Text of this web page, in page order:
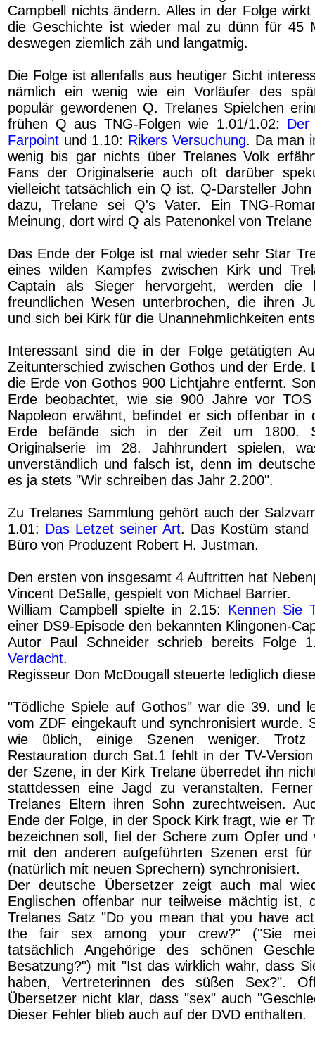
Campbell nichts ändern. Alles in der Folge
die Geschichte ist wieder mal zu dünn für 45
deswegen ziemlich zäh und langatmig.
Die Folge ist allenfalls aus heutiger Sicht
nämlich ein wenig wie ein Vorläufer des
populär gewordenen Q. Trelanes Spielchen
frühen Q aus TNG-Folgen wie 1.01/1.02: Der
Farpoint und 1.10: Rikers Versuchung. Da man
wenig bis gar nichts über Trelanes Volk
Fans der Originalserie auch oft darüber
vielleicht tatsächlich ein Q ist. Q-Darsteller
dazu, Trelane sei Q's Vater. Ein TNG-
Meinung, dort wird Q als Patenonkel von
Das Ende der Folge ist mal wieder sehr Star
eines wilden Kampfes zwischen Kirk und
Captain als Sieger hervorgeht, werden die
freundlichen Wesen unterbrochen, die ihren
und sich bei Kirk für die Unannehmlichkeiten
Interessant sind die in der Folge getätigten
Zeitunterschied zwischen Gothos und der Erde.
die Erde von Gothos 900 Lichtjahre entfernt.
Erde beobachtet, wie sie 900 Jahre vor
Napoleon erwähnt, befindet er sich offenbar in
Erde befände sich in der Zeit um 1800.
Originalserie im 28. Jahhrundert spielen,
unverständlich und falsch ist, denn im
es ja stets "Wir schreiben das Jahr 2.200".
Zu Trelanes Sammlung gehört auch der
1.01: Das Letzet seiner Art. Das Kostüm stand
Büro von Produzent Robert H. Justman.
Den ersten von insgesamt 4 Auftritten hat
Vincent DeSalle, gespielt von Michael Barrier.
William Campbell spielte in 2.15: Kennen Sie
einer DS9-Episode den bekannten Klingonen-
Autor Paul Schneider schrieb bereits Folge
Verdacht.
Regisseur Don McDougall steuerte lediglich
"Tödliche Spiele auf Gothos" war die 39. und
vom ZDF eingekauft und synchronisiert wurde.
wie üblich, einige Szenen weniger. Trotz
Restauration durch Sat.1 fehlt in der TV-
der Szene, in der Kirk Trelane überredet ihn
stattdessen eine Jagd zu veranstalten.
Trelanes Eltern ihren Sohn zurechtweisen.
Ende der Folge, in der Spock Kirk fragt, wie er
bezeichnen soll, fiel der Schere zum Opfer und
mit den anderen aufgeführten Szenen erst
(natürlich mit neuen Sprechern) synchronisiert.
Der deutsche Übersetzer zeigt auch mal
Englischen offenbar nur teilweise mächtig ist,
Trelanes Satz "Do you mean that you have
the fair sex among your crew?" ("Sie
tatsächlich Angehörige des schönen
Besatzung?") mit "Ist das wirklich wahr, dass
haben, Vertreterinnen des süßen Sex?".
Übersetzer nicht klar, dass "sex" auch
Dieser Fehler blieb auch auf der DVD enthalten.